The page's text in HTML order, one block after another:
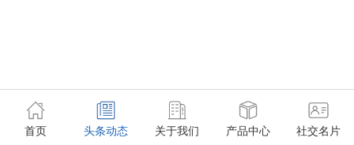
首页 头条动态 关于我们 产品中心 社交名片